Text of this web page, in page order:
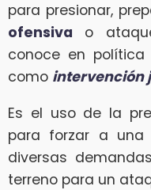
para presionar,
ofensiva o
conoce en
como intervención
Es el uso de la
para forzar a una
diversas
terreno para un